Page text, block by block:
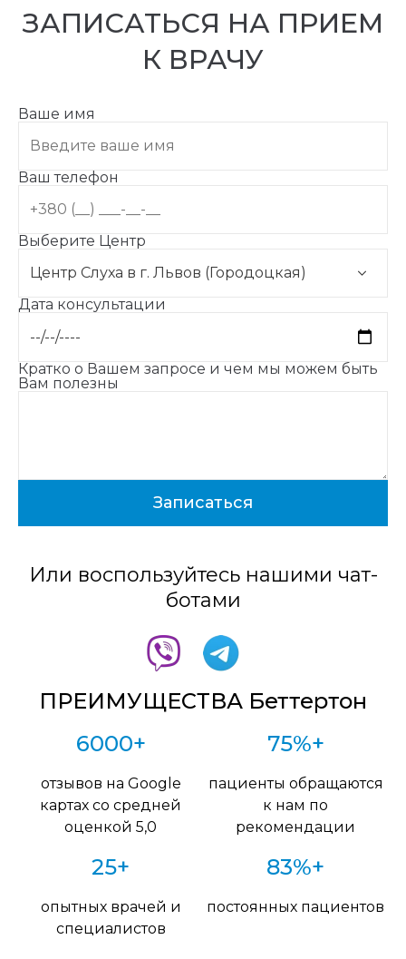
ЗАПИСАТЬСЯ НА ПРИЕМ
К ВРАЧУ
Ваше имя
Ваш телефон
Выберите Центр
Дата консультации
Кратко о Вашем запросе и чем мы можем быть
Вам полезны
Или воспользуйтесь нашими чат-
ботами
ПРЕИМУЩЕСТВА Беттертон
6000+
отзывов на Google
картах со средней
оценкой 5,0
75%+
пациенты обращаются
к нам по
рекомендации
25+
опытных врачей и
специалистов
83%+
постоянных пациентов